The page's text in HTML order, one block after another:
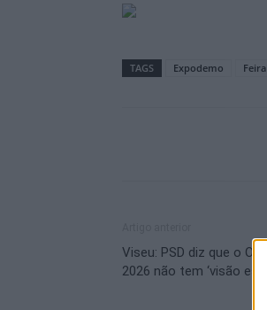
TAGS Expodemo
Viseu: PSD diz que o
2026 não tem ‘visão